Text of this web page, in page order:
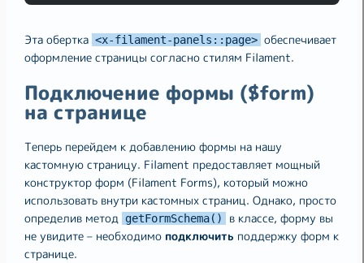
Эта обертка <x-filament-panels::page> обеспечивает
оформление страницы согласно стилям Filament.
Подключение формы ($form)
на странице
Теперь перейдем к добавлению формы на нашу
кастомную страницу. Filament предоставляет мощный
конструктор форм (Filament Forms), который можно
использовать внутри кастомных страниц. Однако, просто
определив метод getFormSchema()
в классе, форму вы
не увидите – необходимо подключить поддержку форм к
странице.